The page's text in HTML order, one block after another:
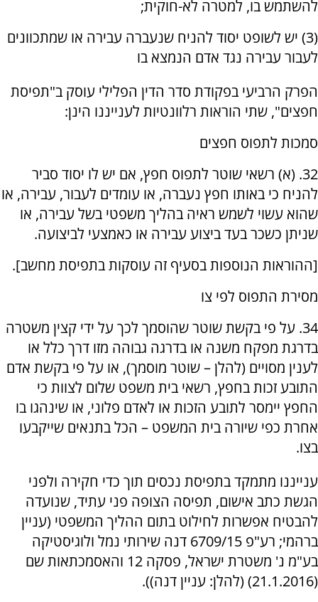
להשתמש בו, למטרה לא-חוקית;
(3) יש לשופט יסוד להניח שנעברה עבירה או שמתכוונים
לעבור עבירה נגד אדם הנמצא בו
הפרק הרביעי בפקודת סדר הדין הפלילי עוסק ב"תפיסת
חפצים", שתי הוראות רלוונטיות לענייננו הינן:
סמכות לתפוס חפצים
32. (א) רשאי שוטר לתפוס חפץ, אם יש לו יסוד סביר
להניח כי באותו חפץ נעברה, או עומדים לעבור, עבירה, או
שהוא עשוי לשמש ראיה בהליך משפטי בשל עבירה, או
שניתן כשכר בעד ביצוע עבירה או כאמצעי לביצועה.
[ההוראות הנוספות בסעיף זה עוסקות בתפיסת מחשב].
מסירת התפוס לפי צו
34. על פי בקשת שוטר שהוסמך לכך על ידי קצין משטרה
בדרגת מפקח משנה או בדרגה גבוהה מזו דרך כלל או
לענין מסויים (להלן – שוטר מוסמך), או על פי בקשת אדם
התובע זכות בחפץ, רשאי בית משפט שלום לצוות כי
החפץ יימסר לתובע הזכות או לאדם פלוני, או שינהגו בו
אחרת כפי שיורה בית המשפט – הכל בתנאים שייקבעו
בצו.
ענייננו מתמקד בתפיסת נכסים תוך כדי חקירה ולפני
הגשת כתב אישום, תפיסה הצופה פני עתיד, שנועדה
להבטיח אפשרות לחילוט בתום ההליך המשפטי (עניין
ברהמי; רע"פ 6709/15 דנה שירותי נמל ולוגיסטיקה
בע"מ נ' משטרת ישראל, פסקה 12 והאסמכתאות שם
(21.1.2016) (להלן: עניין דנה)).